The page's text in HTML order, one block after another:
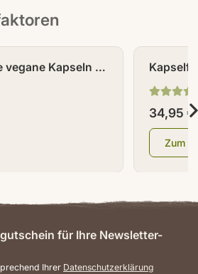
vegane Kapseln /
0
34,95 €*
Zum
für Ihre Newsletter-
Ihrer Datenschutzerklärung